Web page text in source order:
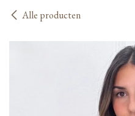
Alle producten